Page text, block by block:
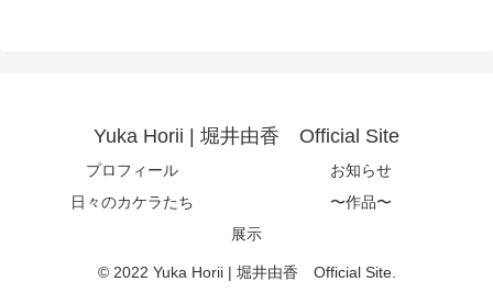
Yuka Horii | 堀井由香 Official Site
プロフィール
お知らせ
日々のカケラたち
〜作品〜
展示
© 2022 Yuka Horii | 堀井由香 Official Site.